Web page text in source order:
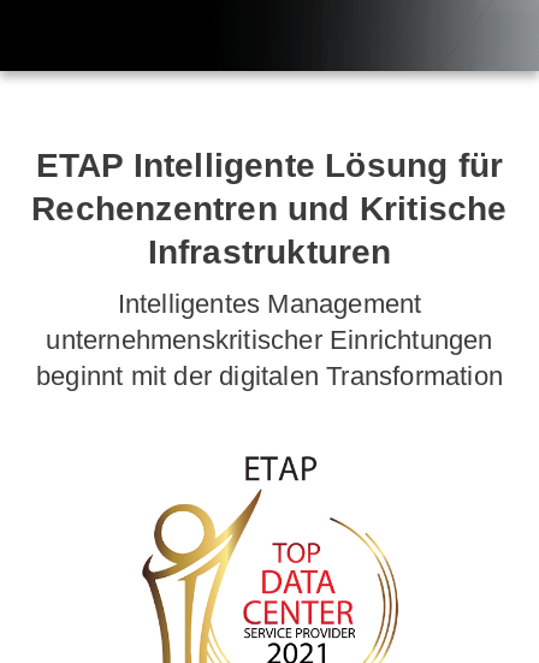
ETAP Intelligente Lösung für
Rechenzentren und Kritische
Infrastrukturen
Intelligentes Management
unternehmenskritischer Einrichtungen
beginnt mit der digitalen Transformation